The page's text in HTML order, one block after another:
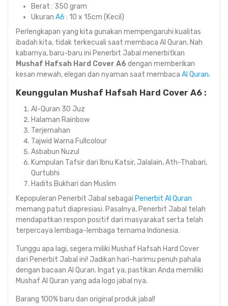
Berat : 350 gram
Ukuran A6 : 10 x 15cm (Kecil)
Perlengkapan yang kita gunakan mempengaruhi kualitas
ibadah kita, tidak terkecuali saat membaca Al Quran. Nah
kabarnya, baru-baru ini Penerbit Jabal menerbitkan
Mushaf Hafsah Hard Cover A6 dengan memberikan
kesan mewah, elegan dan nyaman saat membaca Al Quran.
Keunggulan Mushaf Hafsah Hard Cover A6 :
Al-Quran 30 Juz
Halaman Rainbow
Terjemahan
Tajwid Warna Fullcolour
Asbabun Nuzul
Kumpulan Tafsir dari Ibnu Katsir, Jalalain, Ath-Thabari,
Qurtubhi
Hadits Bukhari dan Muslim
Kepopuleran Penerbit Jabal sebagai Penerbit Al Quran
memang patut diapresiasi. Pasalnya, Penerbit Jabal telah
mendapatkan respon positif dari masyarakat serta telah
terpercaya lembaga-lembaga ternama Indonesia.
Tunggu apa lagi, segera miliki Mushaf Hafsah Hard Cover
dari Penerbit Jabal ini! Jadikan hari-harimu penuh pahala
dengan bacaan Al Quran. Ingat ya, pastikan Anda memiliki
Mushaf Al Quran yang ada logo jabal nya.
Barang 100% baru dan original produk jabal!